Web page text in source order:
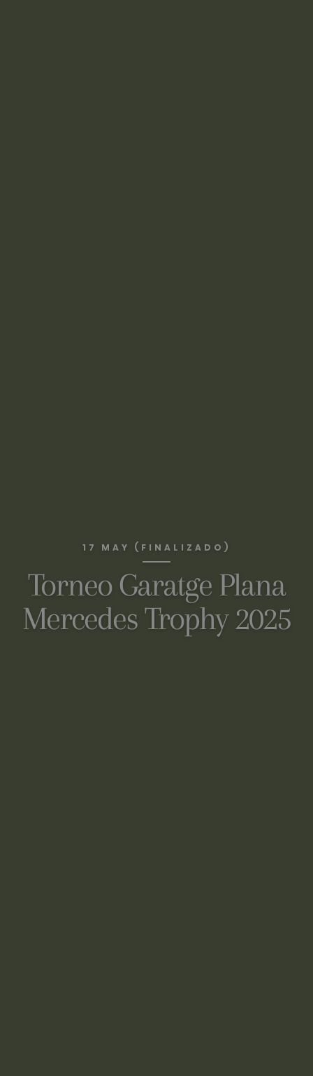
17 MAY (FINALIZADO)
Torneo Garatge Plana
Mercedes Trophy 2025